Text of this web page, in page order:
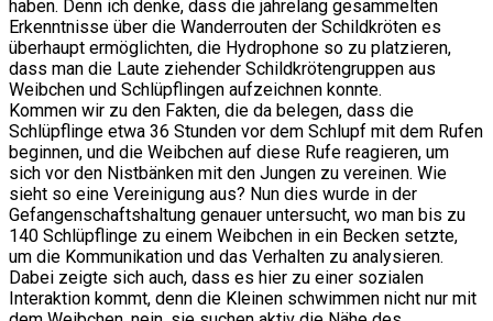
haben. Denn ich denke, dass die jahrelang gesammelten
Erkenntnisse über die Wanderrouten der Schildkröten es
überhaupt ermöglichten, die Hydrophone so zu platzieren,
dass man die Laute ziehender Schildkrötengruppen aus
Weibchen und Schlüpflingen aufzeichnen konnte.
Kommen wir zu den Fakten, die da belegen, dass die
Schlüpflinge etwa 36 Stunden vor dem Schlupf mit dem Rufen
beginnen, und die Weibchen auf diese Rufe reagieren, um
sich vor den Nistbänken mit den Jungen zu vereinen. Wie
sieht so eine Vereinigung aus? Nun dies wurde in der
Gefangenschaftshaltung genauer untersucht, wo man bis zu
140 Schlüpflinge zu einem Weibchen in ein Becken setzte,
um die Kommunikation und das Verhalten zu analysieren.
Dabei zeigte sich auch, dass es hier zu einer sozialen
Interaktion kommt, denn die Kleinen schwimmen nicht nur mit